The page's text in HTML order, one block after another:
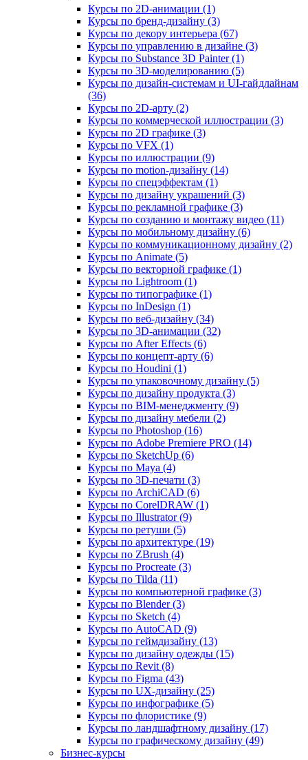
Курсы по 2D‑анимации (1)
Курсы по бренд‑дизайну (3)
Курсы по декору интерьера (67)
Курсы по управлению в дизайне (3)
Курсы по Substance 3D Painter (1)
Курсы по 3D‑моделированию (5)
Курсы по дизайн-системам и UI-гайдлайнам
(36)
Курсы по 2D‑арту (2)
Курсы по коммерческой иллюстрации (3)
Курсы по 2D графике (3)
Курсы по VFX (1)
Курсы по иллюстрации (9)
Курсы по motion-дизайну (14)
Курсы по спецэффектам (1)
Курсы по дизайну украшений (3)
Курсы по рекламной графике (3)
Курсы по созданию и монтажу видео (11)
Курсы по мобильному дизайну (6)
Курсы по коммуникационному дизайну (2)
Курсы по Animate (5)
Курсы по векторной графике (1)
Курсы по Lightroom (1)
Курсы по типографике (1)
Курсы по InDesign (1)
Курсы по веб‑дизайну (34)
Курсы по 3D‑анимации (32)
Курсы по After Effects (6)
Курсы по концепт‑арту (6)
Курсы по Houdini (1)
Курсы по упаковочному дизайну (5)
Курсы по дизайну продукта (3)
Курсы по BIM‑менеджменту (9)
Курсы по дизайну мебели (2)
Курсы по Photoshop (16)
Курсы по Adobe Premiere PRO (14)
Курсы по SketchUp (6)
Курсы по Maya (4)
Курсы по 3D-печати (3)
Курсы по ArchiCAD (6)
Курсы по CorelDRAW (1)
Курсы по Illustrator (9)
Курсы по ретуши (5)
Курсы по архитектуре (19)
Курсы по ZBrush (4)
Курсы по Procreate (3)
Курсы по Tilda (11)
Курсы по компьютерной графике (3)
Курсы по Blender (3)
Курсы по Sketch (4)
Курсы по AutoCAD (9)
Курсы по геймдизайну (13)
Курсы по дизайну одежды (15)
Курсы по Revit (8)
Курсы по Figma (43)
Курсы по UX‑дизайну (25)
Курсы по инфографике (5)
Курсы по флористике (9)
Курсы по ландшафтному дизайну (17)
Курсы по графическому дизайну (49)
Бизнес-курсы